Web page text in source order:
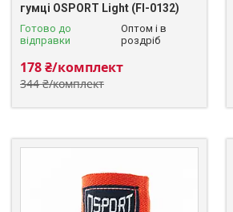
гумці OSPORT Light (FI-0132)
Готово до
відправки
Оптом і в
роздріб
344 ₴/комплект
178 ₴/комплект